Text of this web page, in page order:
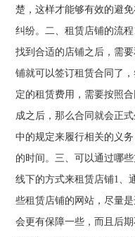
楚，这样才能够有效的避
纠纷。二、租赁店铺的流
找到合适的店铺之后，需
铺就可以签订租赁合同了
定的租赁费用，需要按照
成之后，那么合同就会正
中的规定来履行相关的义
的时间。三、可以通过哪
线下的方式来租赁店铺1、
些租赁店铺的网站，尽量
会更有保障一些，而且后